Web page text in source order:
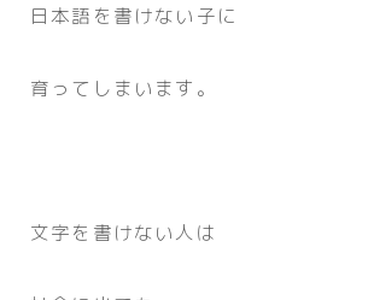
日本語を書けない子に
育ってしまいます。
文字を書けない人は